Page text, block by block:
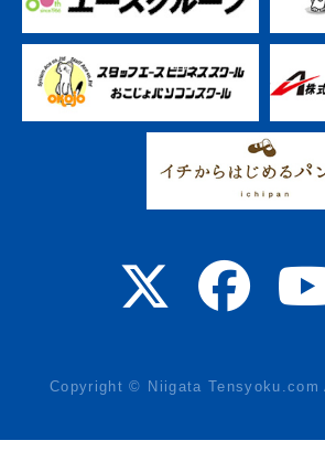
Copyright © Niigata Tensyoku.com